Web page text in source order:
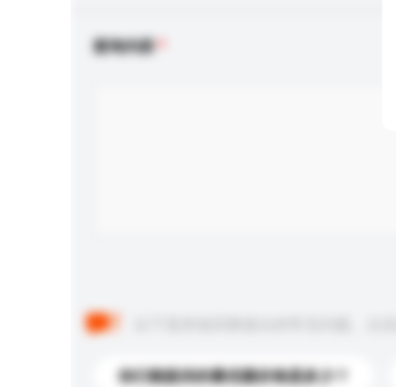
查询内容
你们能提供的最优惠价格是多少？